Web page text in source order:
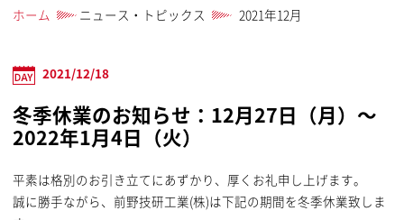
ホーム ニュース・トピックス 2021年12月
2021/12/18
冬季休業のお知らせ：12月27日（月）～
2022年1月4日（火）
平素は格別のお引き立てにあずかり、厚くお礼申し上げます。
誠に勝手ながら、前野技研工業(株)は下記の期間を冬季休業致しま